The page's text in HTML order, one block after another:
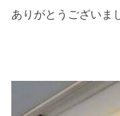
ありがとうございま